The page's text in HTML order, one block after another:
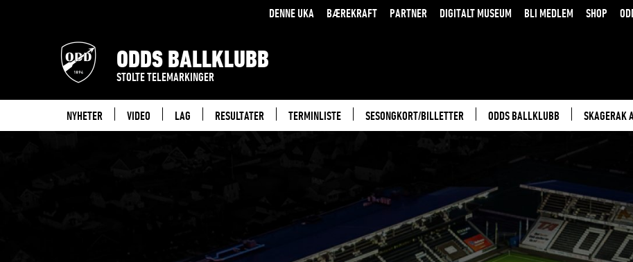
DENNE UKA BÆREKRAFT PARTNER DIGITALT MUSEUM BLI MEDLEM SHOP
ODDS BALLKLUBB
STOLTE TELEMARKINGER
NYHETER VIDEO LAG RESULTATER TERMINLISTE SESONGKORT/BILLETTER ODDS BALLKLUBB SKAGERAK